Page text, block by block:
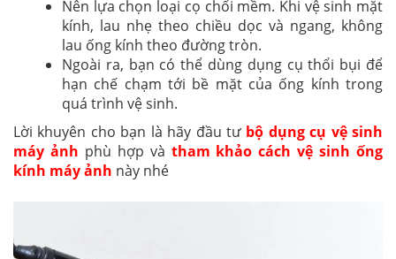
Nên lựa chọn loại cọ chổi mềm. Khi vệ sinh mặt
kính, lau nhẹ theo chiều dọc và ngang, không
lau ống kính theo đường tròn.
Ngoài ra, bạn có thể dùng dụng cụ thổi bụi để
hạn chế chạm tới bề mặt của ống kính trong
quá trình vệ sinh.
Lời khuyên cho bạn là hãy đầu tư bộ dụng cụ vệ sinh
máy ảnh phù hợp và tham khảo cách vệ sinh ống
kính máy ảnh này nhé